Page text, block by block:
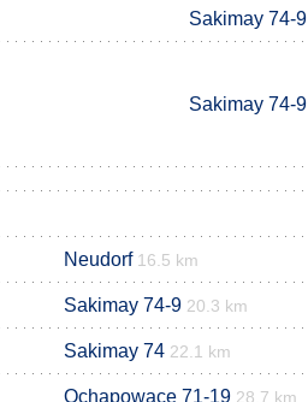
Sakimay 74-9
Sakimay 74-9
Neudorf 16.5 km
Sakimay 74-9 20.3 km
Sakimay 74 22.1 km
Ochapowace 71-19 28.7 km